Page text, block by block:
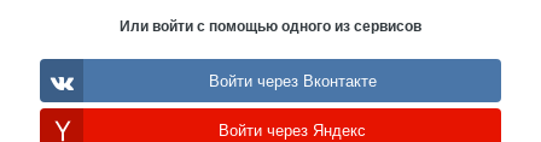
Или войти с помощью одного из сервисов
Войти через Вконтакте
Войти через Яндекс